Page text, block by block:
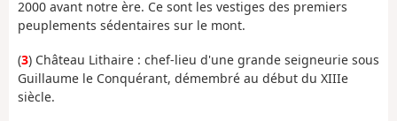
2000 avant notre ère. Ce sont les vestiges des premiers
peuplements sédentaires sur le mont.
(3) Château Lithaire : chef-lieu d'une grande seigneurie sous
Guillaume le Conquérant, démembré au début du XIIIe
siècle.